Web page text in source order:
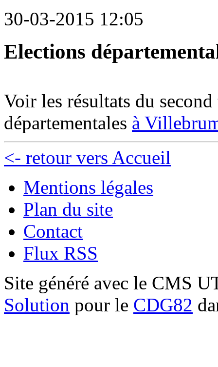
30-03-2015 12:05
Elections
Voir les résultats du
départementales à
<- retour vers Accueil
Mentions légales
Plan du site
Contact
Flux RSS
Site généré avec le CMS
Solution pour le CDG82